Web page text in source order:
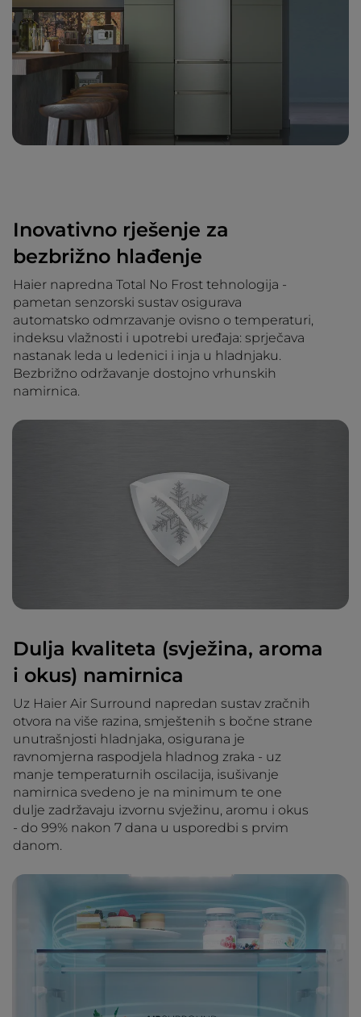
Inovativno rješenje za
bezbrižno hlađenje
Haier napredna Total No Frost tehnologija -
pametan senzorski sustav ​osigurava
automatsko odmrzavanje ovisno o temperaturi,
indeksu vlažnosti i upotrebi uređaja: sprječava
nastanak leda u ledenici i inja u hladnjaku.
Bezbrižno održavanje dostojno vrhunskih
namirnica.
Dulja kvaliteta (svježina, aroma
i okus) namirnica
Uz Haier Air Surround napredan sustav zračnih
otvora na više razina, smještenih s bočne strane
unutrašnjosti hladnjaka, osigurana je
ravnomjerna raspodjela hladnog zraka - uz
manje temperaturnih oscilacija, isušivanje
namirnica svedeno je na minimum te one
dulje zadržavaju izvornu svježinu, aromu i okus
- do 99% nakon 7 dana u usporedbi s prvim
danom.